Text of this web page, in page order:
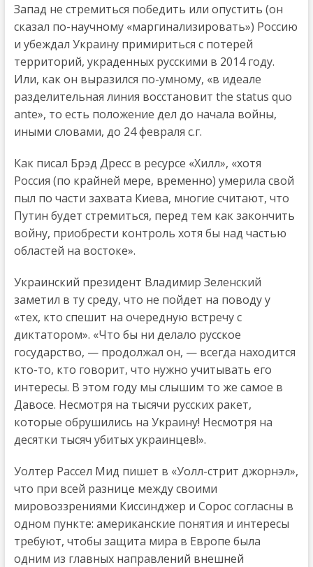
Запад не стремиться победить или опустить (он
сказал по-научному «маргинализировать») Россию
и убеждал Украину примириться с потерей
территорий, украденных русскими в 2014 году.
Или, как он выразился по-умному, «в идеале
разделительная линия восстановит the status quo
ante», то есть положение дел до начала войны,
иными словами, до 24 февраля с.г.
Как писал Брэд Дресс в ресурсе «Хилл», «хотя
Россия (по крайней мере, временно) умерила свой
пыл по части захвата Киева, многие считают, что
Путин будет стремиться, перед тем как закончить
войну, приобрести контроль хотя бы над частью
областей на востоке».
Украинский президент Владимир Зеленский
заметил в ту среду, что не пойдет на поводу у
«тех, кто спешит на очередную встречу с
диктатором». «Что бы ни делало русское
государство, — продолжал он, — всегда находится
кто-то, кто говорит, что нужно учитывать его
интересы. В этом году мы слышим то же самое в
Давосе. Несмотря на тысячи русских ракет,
которые обрушились на Украину! Несмотря на
десятки тысяч убитых украинцев!».
Уолтер Рассел Мид пишет в «Уолл-стрит джорнэл»,
что при всей разнице между своими
мировоззрениями Киссинджер и Сорос согласны в
одном пункте: американские понятия и интересы
требуют, чтобы защита мира в Европе была
одним из главных направлений внешней